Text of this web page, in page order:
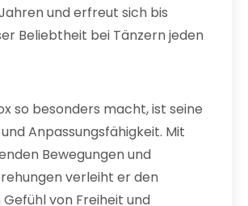
und erfreut sich bis
Beliebtheit bei Tänzern jeden
so besonders macht, ist seine
Anpassungsfähigkeit. Mit
Bewegungen und
verleiht er den
Gefühl von Freiheit und